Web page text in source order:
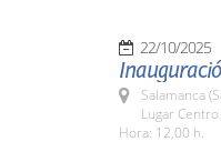
22/10/2025
Salamanca
Lugar
Hora: 12,00 h.